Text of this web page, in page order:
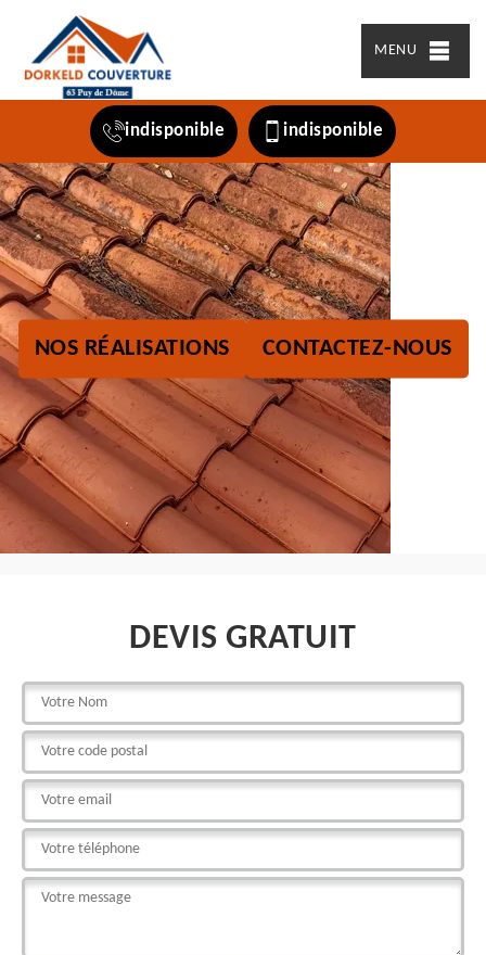
MENU
indisponible indisponible
NOS RÉALISATIONS CONTACTEZ-NOUS
DEVIS GRATUIT